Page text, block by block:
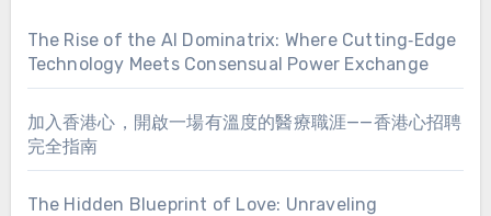
The Rise of the AI Dominatrix: Where Cutting‑Edge
Technology Meets Consensual Power Exchange
加入香港心，開啟一場有溫度的醫療職涯——香港心招聘
完全指南
The Hidden Blueprint of Love: Unraveling